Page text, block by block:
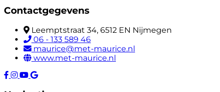
Contactgegevens
Leemptstraat 34, 6512 EN Nijmegen
06 - 133 589 46
maurice@met-maurice.nl
www.met-maurice.nl